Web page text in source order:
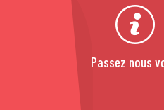
Passez nous